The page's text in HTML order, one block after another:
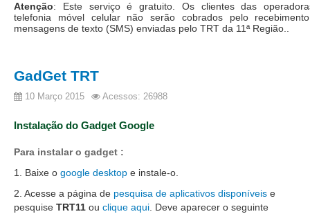
Aprendizagem
Comitê de Incentivo à Participação Institucional Feminina
Moral, do Assédio Sexual e da Discriminação
Comissão Permanente de Gestão Socioambiental
Comitê Gestor do Plano de Contratações e Aquisições
no Âmbito do TRT11
Grupo Operacional do Centro de Inteligência
Comitê de Equidade de Raça, Gênero e Diversidade
Comitê PopRuaJud
Atenção: Este serviço é gratuito. Os clientes das
telefonia móvel celular não serão cobrados pelo
mensagens de texto (SMS) enviadas pelo TRT da 11ª Região..
GadGet TRT
10 Março 2015 Acessos: 26988
Instalação do Gadget Google
Para instalar o gadget :
1. Baixe o google desktop e instale-o.
2. Acesse a página de pesquisa de aplicativos disponíveis e
pesquise TRT11 ou clique aqui. Deve aparecer o seguinte